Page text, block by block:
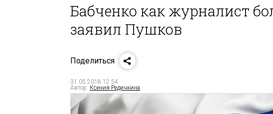
Бабченко как журналист
заявил Пушков
Поделиться
31.05.2018 12:54
Автор: Ксения Редичкина